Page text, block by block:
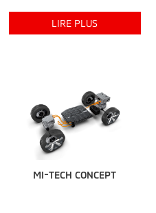
LIRE PLUS
MI-TECH CONCEPT